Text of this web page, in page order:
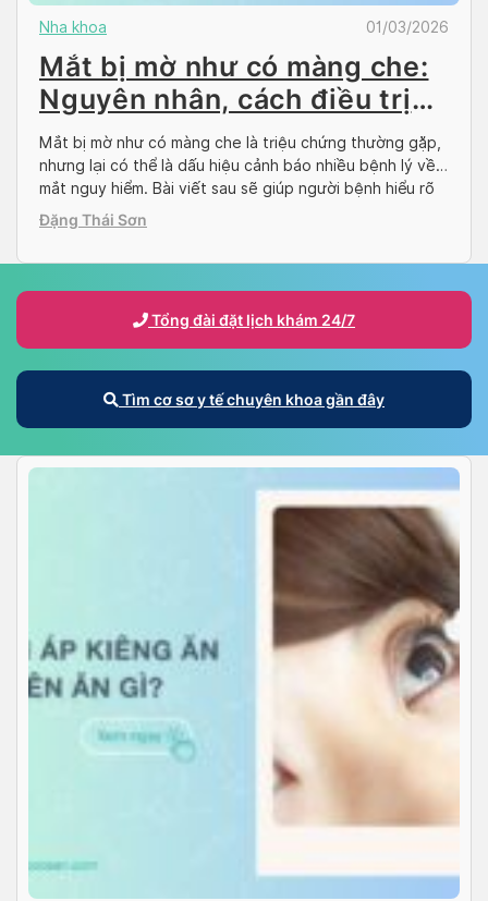
Nha khoa 01/03/2026
Mắt bị mờ như có màng che:
Nguyên nhân, cách điều trị
và chăm sóc
Mắt bị mờ như có màng che là triệu chứng thường gặp,
nhưng lại có thể là dấu hiệu cảnh báo nhiều bệnh lý về
mắt nguy hiểm. Bài viết sau sẽ giúp người bệnh hiểu rõ
hơn về các nguyên nhân gây ra tình trạng mắt bị mờ,
cũng như các phương pháp điều […]
Đặng Thái Sơn
Tổng đài đặt lịch khám 24/7
Tìm cơ sơ y tế chuyên khoa gần đây